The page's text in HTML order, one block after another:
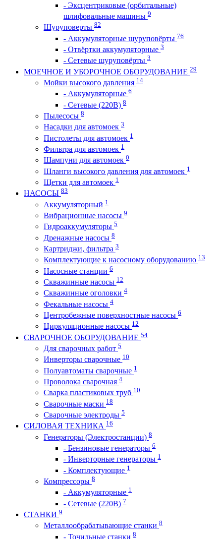
- Эксцентриковые (орбитальные)
шлифовальные машины 9
Шуруповерты 82
- Аккумуляторные шуруповёрты 76
- Отвёртки аккумуляторные 3
- Сетевые шуруповёрты 3
МОЕЧНОЕ И УБОРОЧНОЕ ОБОРУДОВАНИЕ 29
Мойки высокого давления 14
- Аккумуляторные 6
- Сетевые (220В) 8
Пылесосы 8
Насадки для автомоек 3
Пистолеты для автомоек 1
Фильтра для автомоек 1
Шампуни для автомоек 0
Шланги высокого давления для автомоек 1
Щетки для автомоек 1
НАСОСЫ 83
Аккумуляторный 1
Вибрационные насосы 9
Гидроаккумуляторы 5
Дренажные насосы 8
Картриджи, фильтра 3
Комплектующие к насосному оборудованию 13
Насосные станции 6
Скважинные насосы 12
Скважинные оголовки 4
Фекальные насосы 4
Центробежные поверхностные насосы 6
Циркуляционные насосы 12
СВАРОЧНОЕ ОБОРУДОВАНИЕ 54
Для сварочных работ 5
Инверторы сварочные 10
Полуавтоматы сварочные 1
Проволока сварочная 4
Сварка пластиковых труб 10
Сварочные маски 18
Сварочные электроды 5
СИЛОВАЯ ТЕХНИКА 16
Генераторы (Электростанции) 8
- Бензиновые генераторы 6
- Инверторные генераторы 1
- Комплектующие 1
Компрессоры 8
- Аккумуляторные 1
- Сетевые (220В) 7
СТАНКИ 9
Металлообрабатывающие станки 8
- Точильные станки 8